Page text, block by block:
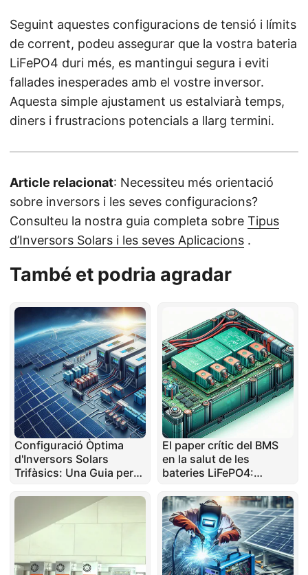
Seguint aquestes configuracions de tensió i límits
de corrent, podeu assegurar que la vostra bateria
LiFePO4 duri més, es mantingui segura i eviti
fallades inesperades amb el vostre inversor.
Aquesta simple ajustament us estalviarà temps,
diners i frustracions potencials a llarg termini.
Article relacionat: Necessiteu més orientació
sobre inversors i les seves configuracions?
Consulteu la nostra guia completa sobre Tipus
d’Inversors Solars i les seves Aplicacions .
També et podria agradar
Configuració Òptima
d'Inversors Solars
Trifàsics: Una Guia per
El paper crític del BMS
en la salut de les
bateries LiFePO4:
expert en reparació